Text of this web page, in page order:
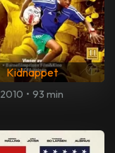
Kidnappet
2010 • 93 min